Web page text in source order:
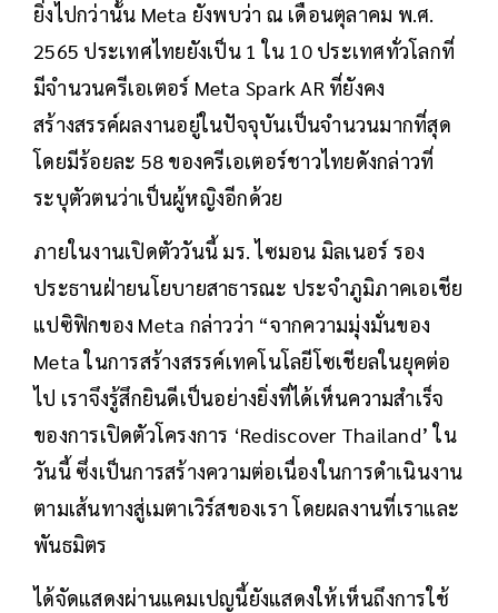
ยิ่งไปกว่านั้น Meta ยังพบว่า ณ เดือนตุลาคม พ.ศ.
2565 ประเทศไทยยังเป็น 1 ใน 10 ประเทศทั่วโลกที่
มีจำนวนครีเอเตอร์ Meta Spark AR ที่ยังคง
สร้างสรรค์ผลงานอยู่ในปัจจุบันเป็นจำนวนมากที่สุด
โดยมีร้อยละ 58 ของครีเอเตอร์ชาวไทยดังกล่าวที่
ระบุตัวตนว่าเป็นผู้หญิงอีกด้วย
ภายในงานเปิดตัววันนี้ มร. ไซมอน มิลเนอร์ รอง
ประธานฝ่ายนโยบายสาธารณะ ประจำภูมิภาคเอเชีย
แปซิฟิกของ Meta กล่าวว่า “จากความมุ่งมั่นของ
Meta ในการสร้างสรรค์เทคโนโลยีโซเชียลในยุคต่อ
ไป เราจึงรู้สึกยินดีเป็นอย่างยิ่งที่ได้เห็นความสำเร็จ
ของการเปิดตัวโครงการ ‘Rediscover Thailand’ ใน
วันนี้ ซึ่งเป็นการสร้างความต่อเนื่องในการดำเนินงาน
ตามเส้นทางสู่เมตาเวิร์สของเรา โดยผลงานที่เราและ
พันธมิตร
ได้จัดแสดงผ่านแคมเปญนี้ยังแสดงให้เห็นถึงการใช้